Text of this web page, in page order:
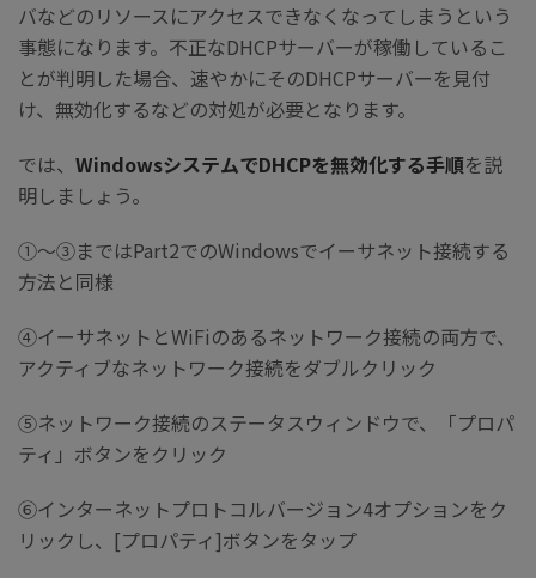
バなどのリソースにアクセスできなくなってしまうという
事態になります。不正なDHCPサーバーが稼働しているこ
とが判明した場合、速やかにそのDHCPサーバーを見付
け、無効化するなどの対処が必要となります。
では、 WindowsシステムでDHCPを無効化する手順を説
明しましょう。
①～③まではPart2でのWindowsでイーサネット接続する
方法と同様
④イーサネットとWiFiのあるネットワーク接続の両方で、
アクティブなネットワーク接続をダブルクリック
⑤ネットワーク接続のステータスウィンドウで、「プロパ
ティ」ボタンをクリック
⑥インターネットプロトコルバージョン4オプションをク
リックし、[プロパティ]ボタンをタップ